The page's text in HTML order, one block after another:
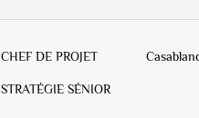
CHEF DE PROJET
STRATÉGIE SÉNIOR